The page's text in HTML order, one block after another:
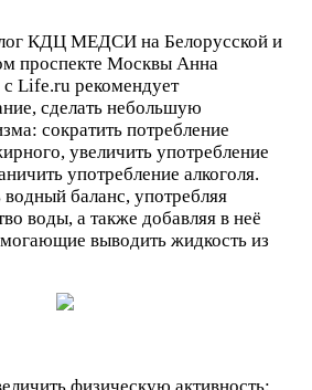
КДЦ МЕДСИ на Белорусской и
проспекте Москвы Анна
Life.ru рекомендует
сделать небольшую
сократить потребление
увеличить употребление
употребление алкоголя.
баланс, употребляя
воды, а также добавляя в неё
выводить жидкость из